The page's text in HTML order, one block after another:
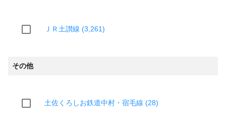
ＪＲ土讃線 (3,261)
その他
土佐くろしお鉄道中村・宿毛線 (28)